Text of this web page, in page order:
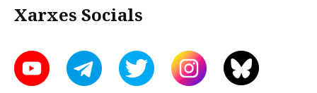
Xarxes Socials